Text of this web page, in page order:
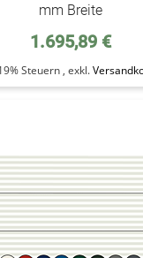
mm Breite
1.695,89 €
Steuern , exkl.